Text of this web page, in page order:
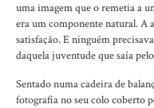
uma imagem que o remetia a
era um componente natural. A
satisfação. E ninguém
daquela juventude que saía
Sentado numa cadeira de
fotografia no seu colo coberto